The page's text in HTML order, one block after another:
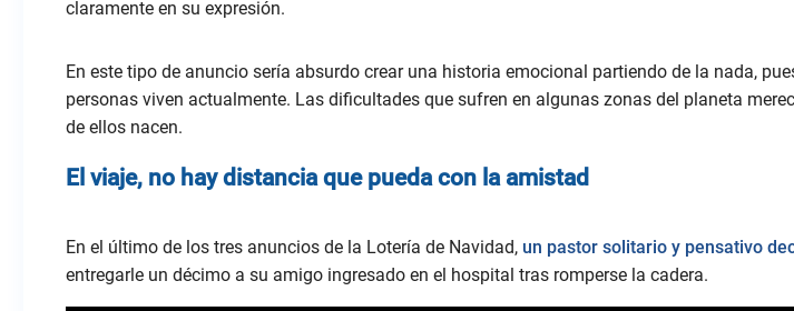
claramente en su expresión.
En este tipo de anuncio sería absurdo crear una historia emocional partiendo de la nada,
personas viven actualmente. Las dificultades que sufren en algunas zonas del planeta
de ellos nacen.
El viaje, no hay distancia que pueda con la amistad
En el último de los tres anuncios de la Lotería de Navidad, un pastor solitario y pensativo
entregarle un décimo a su amigo ingresado en el hospital tras romperse la cadera.